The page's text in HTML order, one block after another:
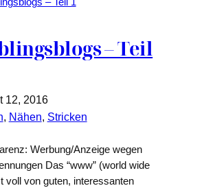
– Teil
12, 2016
, Nähen, Stricken
Werbung/Anzeige wegen
Das “www” (world wide
voll von guten, interessanten